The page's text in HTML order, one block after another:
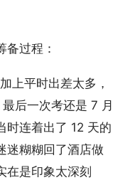
过程：
上平时出差太多，
后一次考还是 7 月
时连着出了 12 天的
迷糊糊回了酒店做
在是印象太深刻